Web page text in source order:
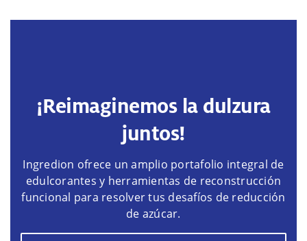
¡Reimaginemos la dulzura
juntos!
Ingredion ofrece un amplio portafolio integral de
edulcorantes y herramientas de reconstrucción
funcional para resolver tus desafíos de reducción
de azúcar.